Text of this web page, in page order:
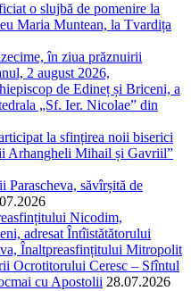
o slujbă de pomenire la
Maria Muntean, la Tvardița
în ziua prăznuirii
2 august 2026,
de Edineț și Briceni, a
„Sf. Ier. Nicolae” din
la sfințirea noii biserici
Arhangheli Mihail și Gavriil”
săvîrșită de
Nicodim,
adresat Întîistătătorului
Înaltpreasfințitului Mitropolit
Ocrotitorului Ceresc – Sfîntul
cu Apostolii 28.07.2026